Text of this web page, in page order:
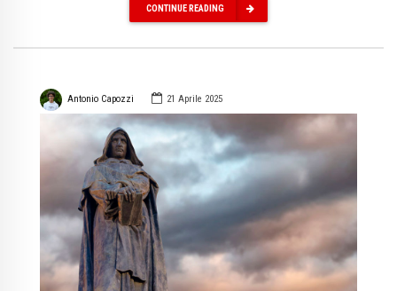
CONTINUE READING
Antonio Capozzi 21 Aprile 2025